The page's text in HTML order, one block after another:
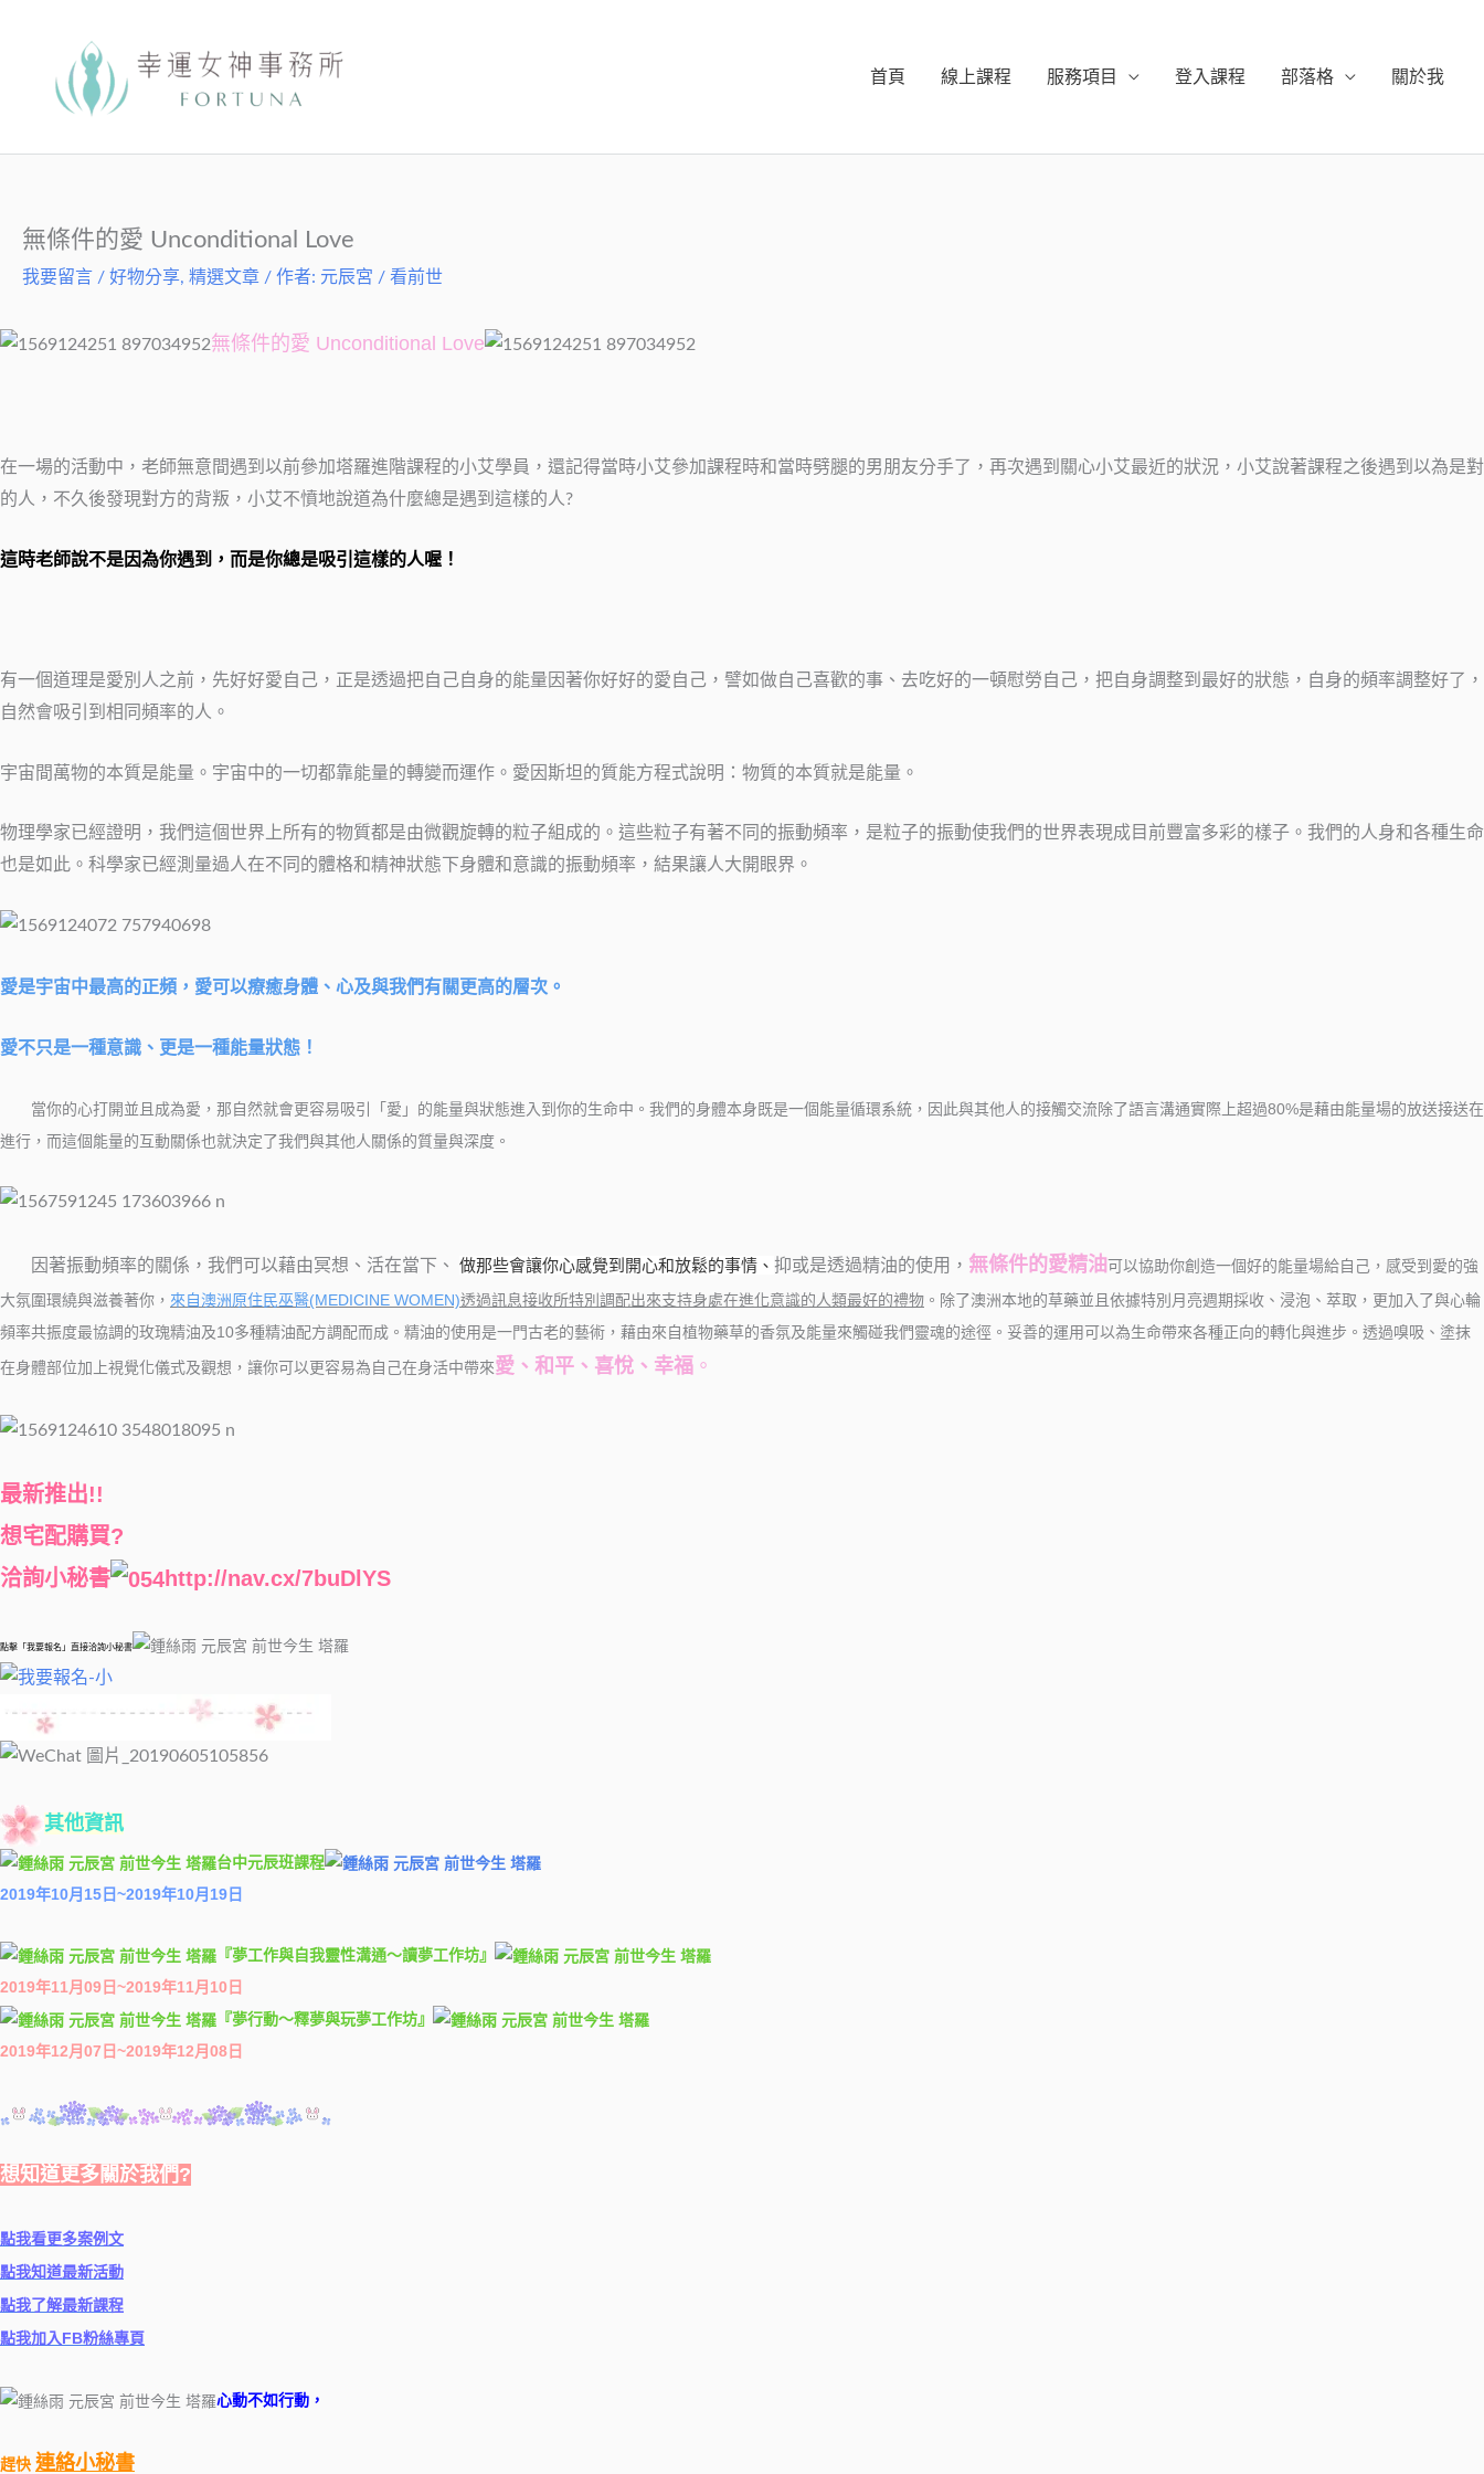
首頁 線上課程 服務項目 登入課程 部落格 關於我
無條件的愛 Unconditional Love
我要留言 / 好物分享, 精選文章 / 作者: 元辰宮 / 看前世
無條件的愛 Unconditional Love
在一場的活動中，老師無意間遇到以前參加塔羅進階課程的小艾學員，還記得當時小艾參加課程時和當時劈腿的男朋友分手了，再次遇到關心小艾最近的狀況，小艾說著課程之後遇到以為是對
的人，不久後發現對方的背叛，小艾不憤地說道為什麼總是遇到這樣的人?
這時老師說不是因為你遇到，而是你總是吸引這樣的人喔！
有一個道理是愛別人之前，先好好愛自己，正是透過把自己自身的能量因著你好好的愛自己，譬如做自己喜歡的事、去吃好的一頓慰勞自己，把自身調整到最好的狀態，自身的頻率調整好了，
自然會吸引到相同頻率的人。
宇宙間萬物的本質是能量。宇宙中的一切都靠能量的轉變而運作。愛因斯坦的質能方程式說明：物質的本質就是能量。
物理學家已經證明，我們這個世界上所有的物質都是由微觀旋轉的粒子組成的。這些粒子有著不同的振動頻率，是粒子的振動使我們的世界表現成目前豐富多彩的樣子。我們的人身和各種生命
也是如此。科學家已經測量過人在不同的體格和精神狀態下身體和意識的振動頻率，結果讓人大開眼界。
愛是宇宙中最高的正頻，愛可以療癒身體、心及與我們有關更高的層次。
愛不只是一種意識、更是一種能量狀態！
當你的心打開並且成為愛，那自然就會更容易吸引「愛」的能量與狀態進入到你的生命中。我們的身體本身既是一個能量循環系統，因此與其他人的接觸交流除了語言溝通實際上超過80%是藉由能量場的放送接送在
進行，而這個能量的互動關係也就決定了我們與其他人關係的質量與深度。
因著振動頻率的關係，我們可以藉由冥想、活在當下、 做那些會讓你心感覺到開心和放鬆的事情、 抑或是透過精油的使用， 無條件的愛精油可以協助你創造一個好的能量場給自己，感受到愛的強
大氛圍環繞與滋養著你， 來自澳洲原住民巫醫(MEDICINE WOMEN)透過訊息接收所特別調配出來支持身處在進化意識的人類最好的禮物 。除了澳洲本地的草藥並且依據特別月亮週期採收、浸泡、萃取，更加入了與心輪
頻率共振度最協調的玫瑰精油及10多種精油配方調配而成。精油的使用是一門古老的藝術，藉由來自植物藥草的香氛及能量來觸碰我們靈魂的途徑。妥善的運用可以為生命帶來各種正向的轉化與進步。透過嗅吸、塗抹
在身體部位加上視覺化儀式及觀想，讓你可以更容易為自己在身活中帶來愛、和平、喜悅、幸福 。
最新推出!!
想宅配購買?
洽詢小秘書
http://nav.cx/7buDlYS
點擊「我要報名」直接洽詢小秘書
其他資訊
台中元辰班課程
2019年10月15日~2019年10月19日
『夢工作與自我靈性溝通～讀夢工作坊』
2019年11月09日~2019年11月10日
『夢行動～釋夢與玩夢工作坊』
2019年12月07日~2019年12月08日
想知道更多關於我們?
點我看更多案例文
點我知道最新活動
點我了解最新課程
點我加入FB粉絲專頁
心動不如行動，
趕快 連絡小秘書